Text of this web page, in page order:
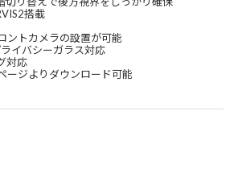
搭載
ントカメラの設置が可能
イバシーガラス対応
対応
ジよりダウンロード可能